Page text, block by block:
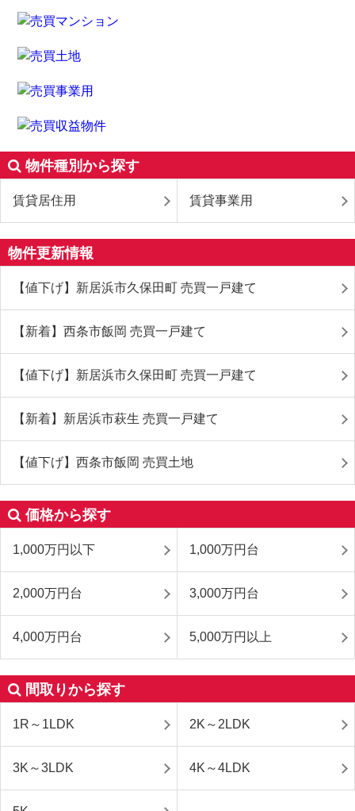
物件種別から探す
賃貸居住用 賃貸事業用
物件更新情報
【値下げ】新居浜市久保田町 売買一戸建て
【新着】西条市飯岡 売買一戸建て
【値下げ】新居浜市久保田町 売買一戸建て
【新着】新居浜市萩生 売買一戸建て
【値下げ】西条市飯岡 売買土地
価格から探す
1,000万円以下 1,000万円台
2,000万円台 3,000万円台
4,000万円台 5,000万円以上
間取りから探す
1R～1LDK 2K～2LDK
3K～3LDK 4K～4LDK